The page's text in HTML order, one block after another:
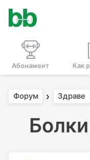
Абонамент Как
Форум Здраве